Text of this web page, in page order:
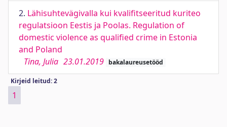
2. Lähisuhtevägivalla kui kvalifitseeritud kuriteo
regulatsioon Eestis ja Poolas. Regulation of
domestic violence as qualified crime in Estonia
and Poland
Tina, Julia 23.01.2019 bakalaureusetööd
Kirjeid leitud: 2
1